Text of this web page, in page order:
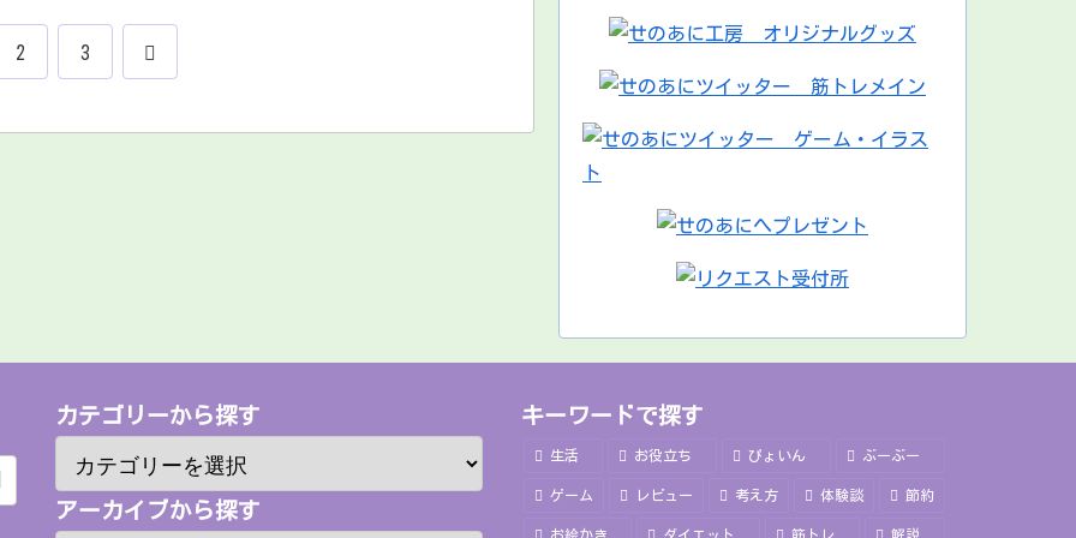
2 3
カテゴリーから探す
アーカイブから探す
キーワードで探す
生活 お役立ち ぴょいん ぶーぶー
ゲーム レビュー 考え方 体験談 節約
お絵かき ダイエット 筋トレ 解説